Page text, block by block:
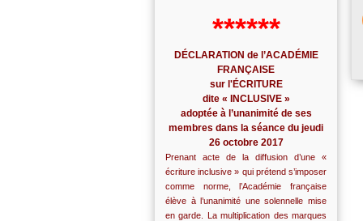
******
DÉCLARATION de l’ACADÉMIE
FRANÇAISE
sur l'ÉCRITURE
dite « INCLUSIVE »
adoptée à l’unanimité de ses
membres dans la séance du jeudi
26 octobre 2017
Prenant acte de la diffusion d’une «
écriture inclusive » qui prétend s’imposer
comme norme, l’Académie française
élève à l’unanimité une solennelle mise
en garde. La multiplication des marques